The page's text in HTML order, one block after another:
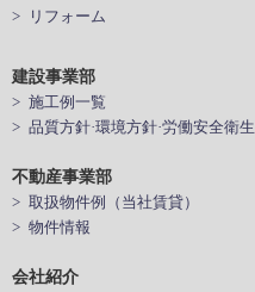
> リフォーム
建設事業部
> 施工例一覧
> 品質方針·環境方針·労働安全衛生
不動産事業部
> 取扱物件例（当社賃貸）
> 物件情報
会社紹介